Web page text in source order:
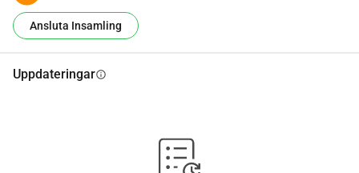
Ansluta Insamling
Uppdateringarinfo